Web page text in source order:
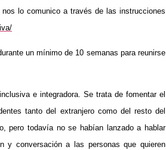
lo comunico a través de las instrucciones
un mínimo de 10 semanas para reunirse
e integradora. Se trata de fomentar el
tanto del extranjero como del resto del
pero todavía no se habían lanzado a hablar
y conversación a las personas que quieren